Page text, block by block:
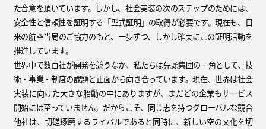
た合意を頂いています。しかし、社会実装の次のステップのためには、
安全性と信頼性を証明する「型式証明」の取得が必要です。現在も、日
米の航空当局のご協力のもと、一歩ずつ、しかし確実にこの証明活動を
推進しています。
世界中で数百社が開発を競うなか、私たちは先頭集団の一角として、技
術・事業・制度の課題と正面から向き合っています。現在、世界は社会
実装に向けた大きな胎動の中にありますが、まだどの企業もサービス
開始には至っていません。だからこそ、同じ志を持つグローバルな競合
他社は、切磋琢磨するライバルであると同時に、新しい空の文化を切